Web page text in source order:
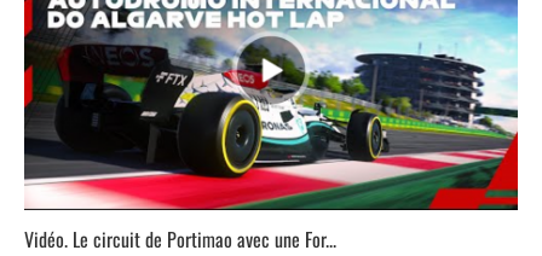
Vidéo. Le circuit de Portimao avec une For...